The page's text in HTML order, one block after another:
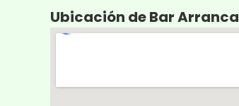
Ubicación de Bar Arranca